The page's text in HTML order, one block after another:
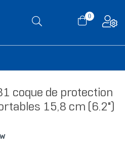
0
coque de protection
15,8 cm (6.2")